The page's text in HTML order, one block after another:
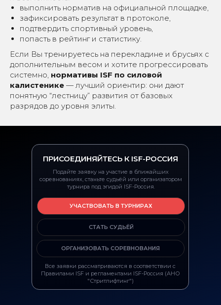
выполнить норматив на официальной площадке,
зафиксировать результат в протоколе,
подтвердить спортивный уровень,
попасть в рейтинг и статистику.
Если Вы тренируетесь на перекладине и брусьях с
дополнительным весом и хотите прогрессировать
системно, нормативы ISF по силовой
калистенике — лучший ориентир: они дают
понятную “лестницу” развития от базовых
разрядов до уровня элиты.
УЧАСТВОВАТЬ В ТУРНИРАХ
СТАТЬ СУДЬЁЙ
ОРГАНИЗОВАТЬ СОРЕВНОВАНИЯ
Подайте заявку на участие в ближайших
соревнованиях, станьте судьёй или организатором
турнира под эгидой ISF-Россия.
Все заявки рассматриваются в соответствии с
Правилами ISF и регламентами ISF-Россия (АНО
"Стритлифтинг")
ПРИСОЕДИНЯЙТЕСЬ К ISF-РОССИЯ